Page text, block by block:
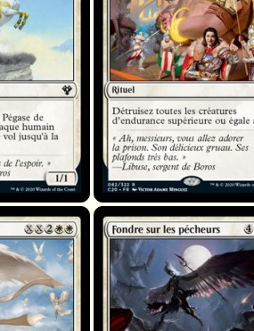
Fondre sur les pécheurs